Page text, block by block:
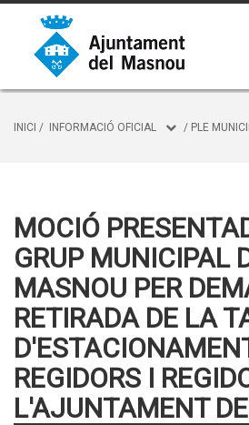
INICI / INFORMACIÓ OFICIAL / PLE
MOCIÓ
GRUP MUNICIPAL
MASNOU PER
RETIRADA DE LA
REGIDORS I
L'AJUNTAMENT